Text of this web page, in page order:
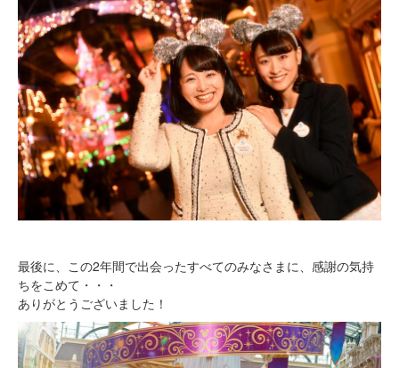
最後に、この2年間で出会ったすべてのみなさまに、感謝の気持
ちをこめて・・・
ありがとうございました！